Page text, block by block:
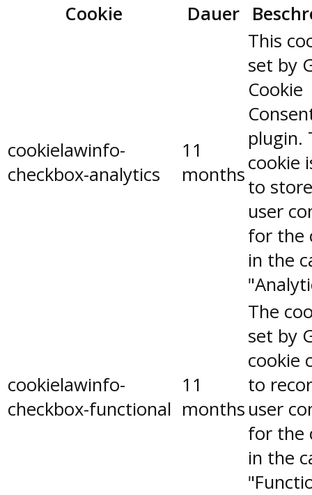
Cookie
Dauer
cookielawinfo-
checkbox-analytics
11
months
This
set by
Cookie
plugin.
cookie
to
user
for the
in the
cookielawinfo-
checkbox-functional
11
months
The
set by
cookie
to
user
for the
in the